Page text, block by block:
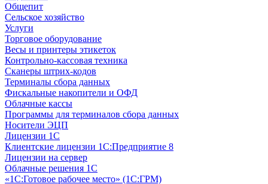
Общепит
Сельское хозяйство
Услуги
Торговое оборудование
Весы и принтеры этикеток
Контрольно-кассовая техника
Сканеры штрих-кодов
Терминалы сбора данных
Фискальные накопители и ОФД
Облачные кассы
Программы для терминалов сбора данных
Носители ЭЦП
Лицензии 1С
Клиентские лицензии 1С:Предприятие 8
Лицензии на сервер
Облачные решения 1С
«1C:Готовое рабочее место» (1С:ГРМ)